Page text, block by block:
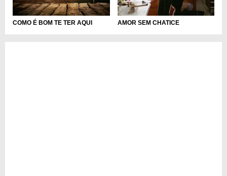
COMO É BOM TE TER AQUI AMOR SEM CHATICE